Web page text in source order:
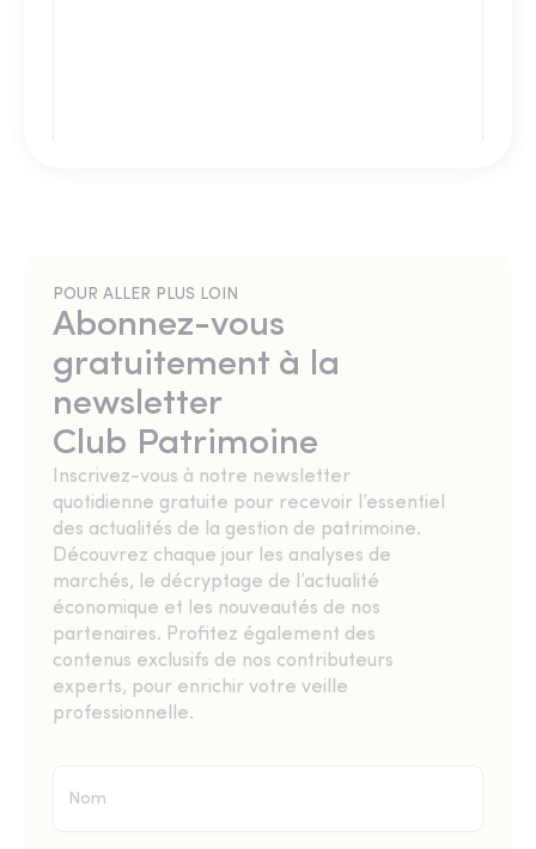
POUR ALLER PLUS LOIN
Abonnez-vous
gratuitement à la
newsletter
Club Patrimoine
Inscrivez-vous à notre newsletter
quotidienne gratuite pour recevoir l’essentiel
des actualités de la gestion de patrimoine.
Découvrez chaque jour les analyses de
marchés, le décryptage de l’actualité
économique et les nouveautés de nos
partenaires. Profitez également des
contenus exclusifs de nos contributeurs
experts, pour enrichir votre veille
professionnelle.